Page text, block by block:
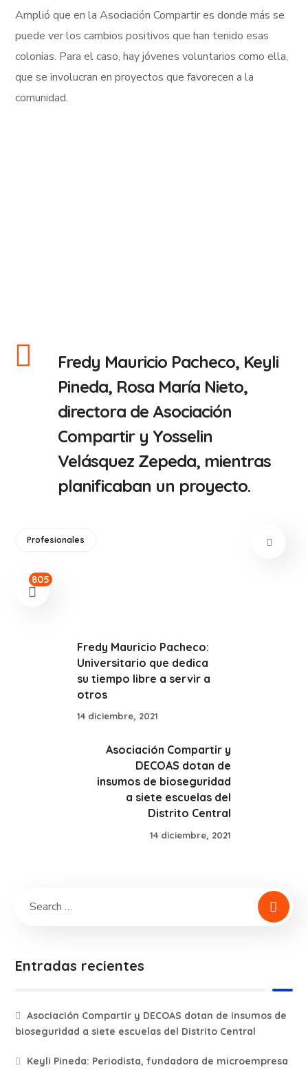
Amplió que en la Asociación Compartir es donde más se
puede ver los cambios positivos que han tenido esas
colonias. Para el caso, hay jóvenes voluntarios como ella,
que se involucran en proyectos que favorecen a la
comunidad.
Fredy Mauricio Pacheco, Keyli
Pineda, Rosa María Nieto,
directora de Asociación
Compartir y Yosselin
Velásquez Zepeda, mientras
planificaban un proyecto.
Profesionales
805
Fredy Mauricio Pacheco:
Universitario que dedica
su tiempo libre a servir a
otros
14 diciembre, 2021
Asociación Compartir y
DECOAS dotan de
insumos de bioseguridad
a siete escuelas del
Distrito Central
14 diciembre, 2021
Entradas recientes
Asociación Compartir y DECOAS dotan de insumos de
bioseguridad a siete escuelas del Distrito Central
Keyli Pineda: Periodista, fundadora de microempresa